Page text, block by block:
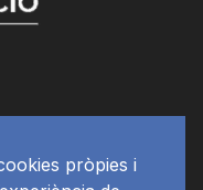
pròpies i